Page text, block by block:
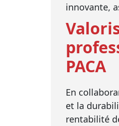
innovante,
PACA
En
et la
rentabilité